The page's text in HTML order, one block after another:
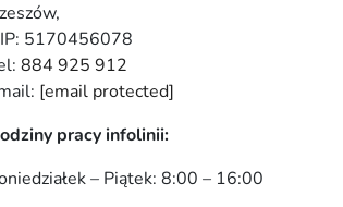
5170456078
884 925 912
[email protected]
pracy infolinii:
– Piątek: 8:00 – 16:00